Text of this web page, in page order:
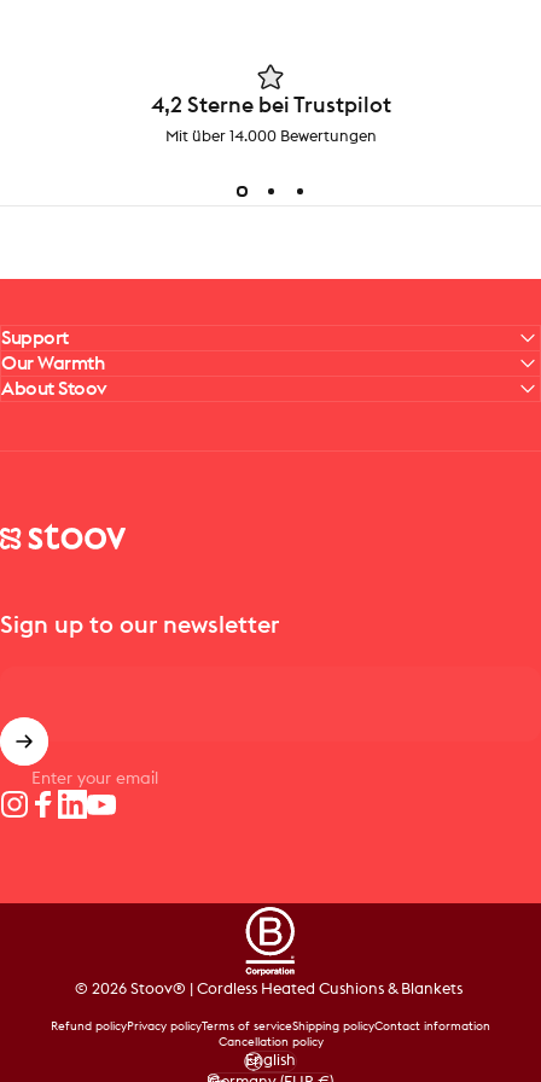
4,2 Sterne bei Trustpilot
Mit über 14.000 Bewertungen
Support
Our Warmth
About Stoov
Stoov® | Cordless Heated Cushions & Blankets
Sign up to our newsletter
Enter your email
© 2026 Stoov® | Cordless Heated Cushions & Blankets
Refund policyPrivacy policyTerms of serviceShipping policyContact information
Cancellation policy
Language
English